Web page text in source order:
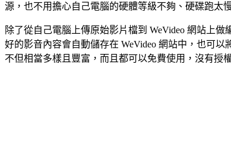
源，也不用擔心自己電腦的硬體等級不夠、硬碟跑太
除了從自己電腦上傳原始影片檔到 WeVideo 網站上做
好的影音內容會自動儲存在 WeVideo 網站中，也可
不但相當多樣且豐富，而且都可以免費使用，沒有授